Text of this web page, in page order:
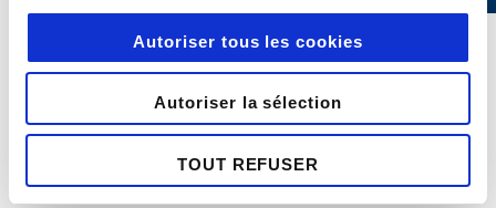
Autoriser tous les cookies
Autoriser la sélection
TOUT REFUSER
Validateurs du
Groupes —
les groupes